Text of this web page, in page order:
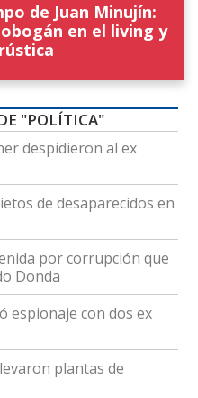
de Juan Minujín:
en el living y
"POLÍTICA"
despidieron al ex
de desaparecidos en
por corrupción que
Donda
espionaje con dos ex
plantas de